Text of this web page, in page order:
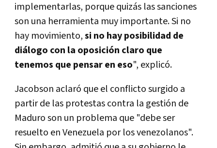
implementarlas, porque quizás las sanciones
son una herramienta muy importante. Si no
hay movimiento,si no hay posibilidad de
diálogo con la oposición claro que
tenemos que pensar en eso", explicó.
Jacobson aclaró que el conflicto surgido a
partir de las protestas contra la gestión de
Maduro son un problema que "debe ser
resuelto en Venezuela por los venezolanos".